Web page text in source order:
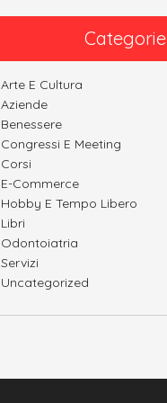
Categorie
Arte E Cultura
Aziende
Benessere
Congressi E Meeting
Corsi
E-Commerce
Hobby E Tempo Libero
Libri
Odontoiatria
Servizi
Uncategorized